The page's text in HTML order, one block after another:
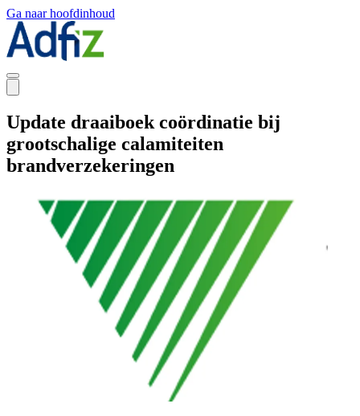
Ga naar hoofdinhoud
Update draaiboek coördinatie bij
grootschalige calamiteiten
brandverzekeringen